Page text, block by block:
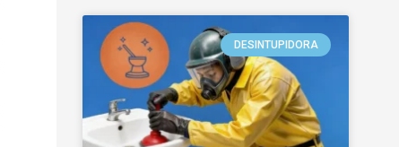
DESINTUPIDORA